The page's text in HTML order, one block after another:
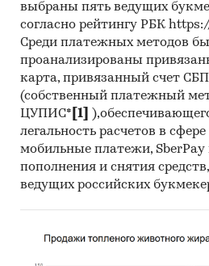
выбраны пять ведущих
согласно рейтингу РБК
Среди платежных методов
проанализированы
карта, привязанный счет
(собственный платежный
ЦУПИС* [1]
легальность расчетов в
мобильные платежи, SberPay
пополнения и снятия
ведущих российских